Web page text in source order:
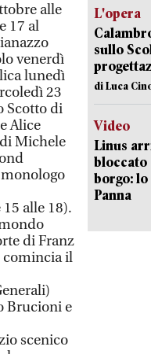
alle
17 al
venerdì
lunedì
23
Scotto di
Alice
Michele
alle 18).
di Franz
comincia il
Brucioni e
scenico
L'opera
sullo
di Luca
Video
Linus
bloccato
borgo: lo
Panna